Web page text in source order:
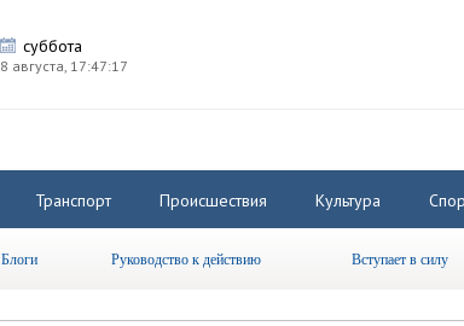
суббота
8 августа, 17:47:18
Транспорт Происшествия Культура
Блоги Руководство к действию Вступает в силу